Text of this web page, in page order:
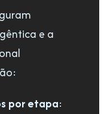
e a
por etapa: